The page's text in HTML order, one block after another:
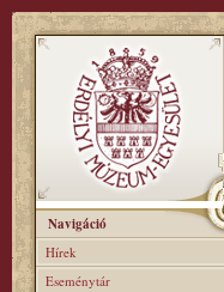
Navigáció
Hírek
Eseménytár